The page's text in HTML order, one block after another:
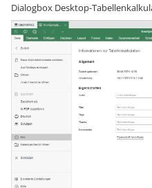
Dialogbox Desktop-